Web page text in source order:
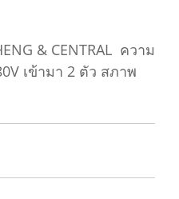
& CENTRAL ความ
เข้ามา 2 ตัว สภาพ